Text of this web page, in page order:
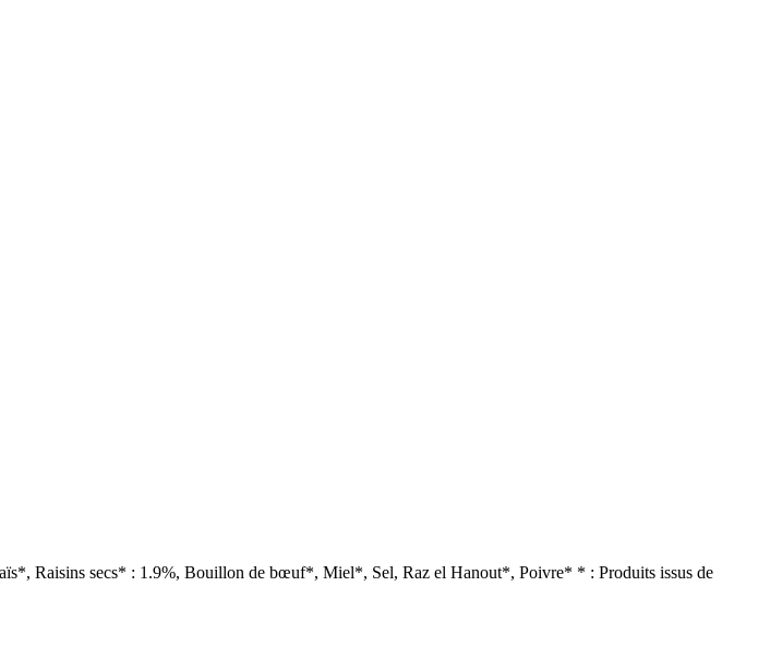
Raisins secs* : 1.9%, Bouillon de bœuf*, Miel*, Sel, Raz el Hanout*, Poivre* * : Produits issus de